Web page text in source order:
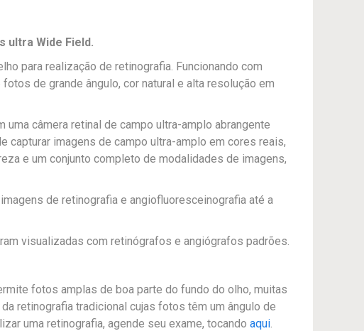
ultra Wide Field.
para realização de retinografia. Funcionando com
de grande ângulo, cor natural e alta resolução em
câmera retinal de campo ultra-amplo abrangente
imagens de campo ultra-amplo em cores reais,
e um conjunto completo de modalidades de imagens,
de retinografia e angiofluoresceinografia até a
visualizadas com retinógrafos e angiógrafos padrões.
fotos amplas de boa parte do fundo do olho, muitas
retinografia tradicional cujas fotos têm um ângulo de
uma retinografia, agende seu exame, tocando aqui.